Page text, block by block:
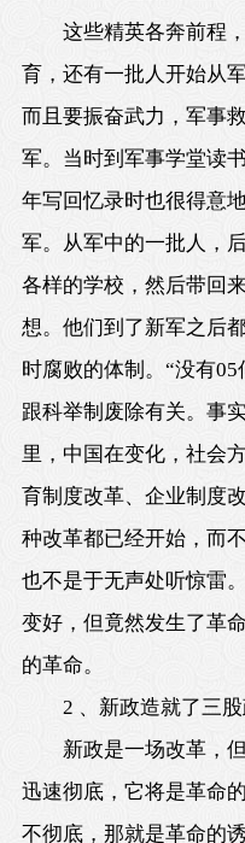
这些精英各奔前程
育，还有一批人开始从
而且要振奋武力，军事
军。当时到军事学堂读
年写回忆录时也很得意
军。从军中的一批人，
各样的学校，然后带回
想。他们到了新军之后
时腐败的体制。“没有
跟科举制废除有关。事
里，中国在变化，社会
育制度改革、企业制度
种改革都已经开始，而
也不是于无声处听惊雷
变好，但竟然发生了革
的革命。
2 、新政造就了三
新政是一场改革，
迅速彻底，它将是革命
不彻底，那就是革命的